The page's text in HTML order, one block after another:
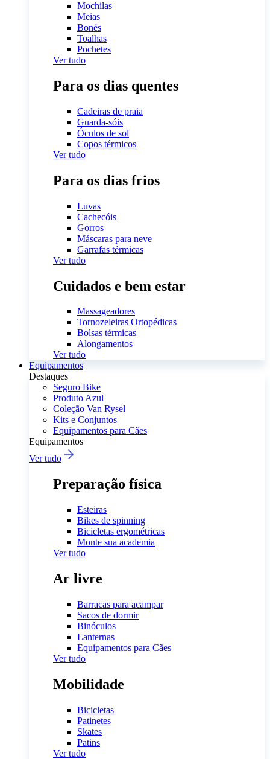
Mochilas
Meias
Bonés
Toalhas
Pochetes
Ver tudo
Para os dias quentes
Cadeiras de praia
Guarda-sóis
Óculos de sol
Copos térmicos
Ver tudo
Para os dias frios
Luvas
Cachecóis
Gorros
Máscaras para neve
Garrafas térmicas
Ver tudo
Cuidados e bem estar
Massageadores
Tornozeleiras Ortopédicas
Bolsas térmicas
Alongamentos
Ver tudo
Equipamentos
Destaques
Seguro Bike
Produto Azul
Coleção Van Rysel
Kits e Conjuntos
Equipamentos para Cães
Equipamentos
Ver tudo
Preparação física
Esteiras
Bikes de spinning
Bicicletas ergométricas
Monte sua academia
Ver tudo
Ar livre
Barracas para acampar
Sacos de dormir
Binóculos
Lanternas
Equipamentos para Cães
Ver tudo
Mobilidade
Bicicletas
Patinetes
Skates
Patins
Ver tudo